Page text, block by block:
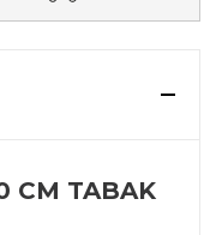
CM TABAK